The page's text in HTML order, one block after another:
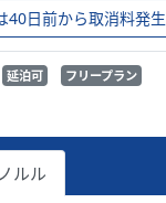
40日前から取消料発生
延泊可 フリープラン
ルル